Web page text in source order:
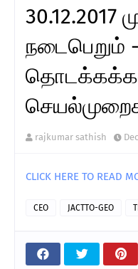
30.12.2017
நடைபெறும்
rajkumar sathish
CLICK HERE TO READ
CEO JACTTO-GEO